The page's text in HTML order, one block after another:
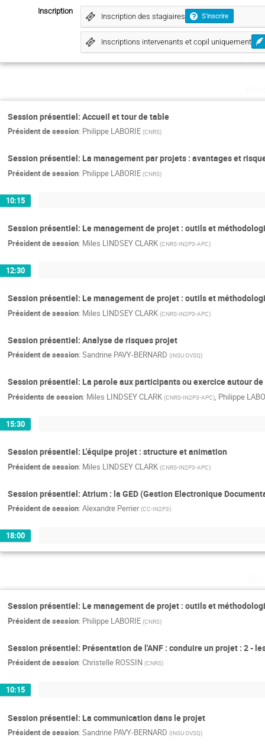
Inscription
Inscription des stagiaires S'inscrire
Inscriptions intervenants et copil uniquement
Session présentiel: Accueil et tour de table
Président de session: Philippe LABORIE (CNRS)
Session présentiel: La management par projets : avantages et
Président de session: Philippe LABORIE (CNRS)
10:15
Session présentiel: Le management de projet : outils et
Président de session: Miles LINDSEY CLARK (CNRS-IN2P3-APC)
12:30
Session présentiel: Le management de projet : outils et
Président de session: Miles LINDSEY CLARK (CNRS-IN2P3-APC)
Session présentiel: Analyse de risques projet
Président de session: Sandrine PAVY-BERNARD (INSU OVSQ)
Session présentiel: La parole aux participants ou exercice autour
Présidents de session: Miles LINDSEY CLARK (CNRS-IN2P3-APC), Philippe
15:30
Session présentiel: L'équipe projet : structure et animation
Président de session: Miles LINDSEY CLARK (CNRS-IN2P3-APC)
Session présentiel: Atrium : la GED (Gestion Electronique
Président de session: Alexandre Perrier (CC-IN2P3)
18:00
Session présentiel: Le management de projet : outils et
Président de session: Philippe LABORIE (CNRS)
Session présentiel: Présentation de l'ANF : conduire un projet : 2 -
Président de session: Christelle ROSSIN (CNRS)
10:15
Session présentiel: La communication dans le projet
Président de session: Sandrine PAVY-BERNARD (INSU OVSQ)